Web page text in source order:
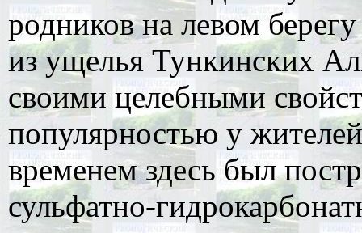
родников на левом
из ущелья Тункинских
своими целебными
популярностью у
временем здесь был
сульфатно-